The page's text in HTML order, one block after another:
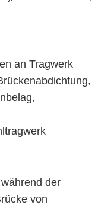
an Tragwerk
der
von